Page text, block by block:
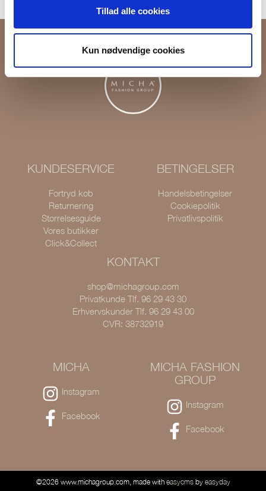
Tillad alle cookies
Kun nødvendige cookies
KUNDESERVICE
Fortryd køb
Returnering
Størrelsesguide
Vores butikker
Click&Collect
BETINGELSER
Handelsbetingelser
Cookiepolitik
Privatlivspolitik
KONTAKT
shop@michagroup.com
Privatkunde Tlf. 96 29 43 30
Erhvervskunder Tlf. 96 29 43 00
CVR: 38732919
MICHA
Instagram
Facebook
MICHA FASHION
GROUP
Instagram
Facebook
©2026 www.michagroup.com, made with easycmsby easyday